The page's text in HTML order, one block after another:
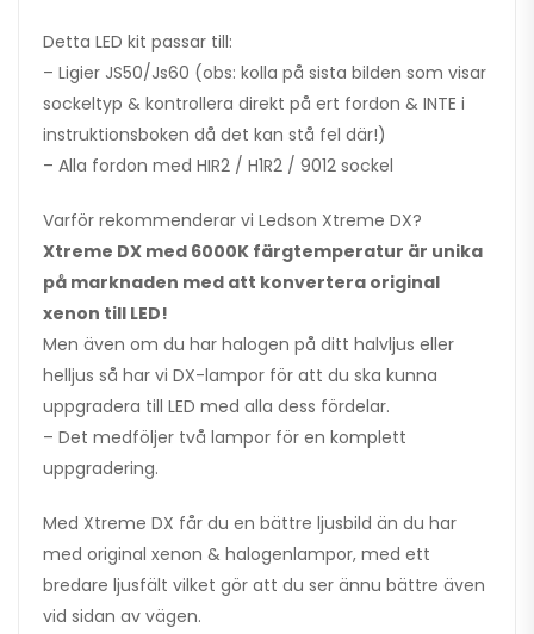
Detta LED kit passar till:
– Ligier JS50/Js60 (obs: kolla på sista bilden som visar
sockeltyp & kontrollera direkt på ert fordon & INTE i
instruktionsboken då det kan stå fel där!)
– Alla fordon med HIR2 / H1R2 / 9012 sockel
Varför rekommenderar vi Ledson Xtreme DX?
Xtreme DX med 6000K färgtemperatur är unika
på marknaden med att konvertera original
xenon till LED!
Men även om du har halogen på ditt halvljus eller
helljus så har vi DX-lampor för att du ska kunna
uppgradera till LED med alla dess fördelar.
– Det medföljer två lampor för en komplett
uppgradering.
Med Xtreme DX får du en bättre ljusbild än du har
med original xenon & halogenlampor, med ett
bredare ljusfält vilket gör att du ser ännu bättre även
vid sidan av vägen.